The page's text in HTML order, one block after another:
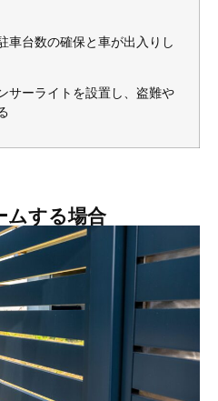
車台数の確保と車が出入りし
サーライトを設置し、盗難や
ムする場合